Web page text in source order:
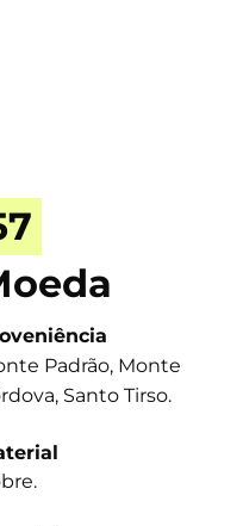
Padrão, Monte
Santo Tirso.